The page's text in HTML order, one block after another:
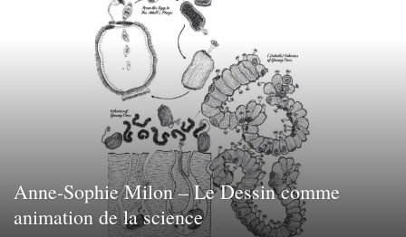
Anne-Sophie Milon – Le Dessin comme
animation de la science